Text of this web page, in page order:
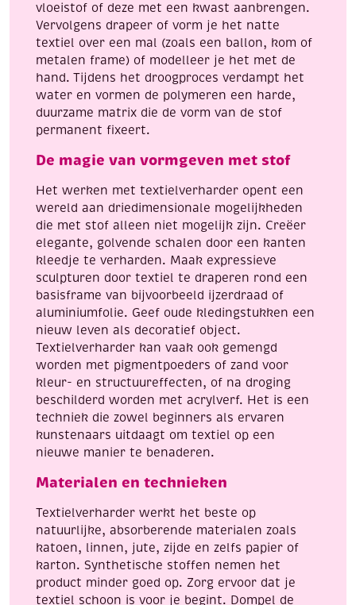
vloeistof of deze met een kwast aanbrengen.
Vervolgens drapeer of vorm je het natte
textiel over een mal (zoals een ballon, kom of
metalen frame) of modelleer je het met de
hand. Tijdens het droogproces verdampt het
water en vormen de polymeren een harde,
duurzame matrix die de vorm van de stof
permanent fixeert.
De magie van vormgeven met stof
Het werken met textielverharder opent een
wereld aan driedimensionale mogelijkheden
die met stof alleen niet mogelijk zijn. Creëer
elegante, golvende schalen door een kanten
kleedje te verharden. Maak expressieve
sculpturen door textiel te draperen rond een
basisframe van bijvoorbeeld ijzerdraad of
aluminiumfolie. Geef oude kledingstukken een
nieuw leven als decoratief object.
Textielverharder kan vaak ook gemengd
worden met pigmentpoeders of zand voor
kleur- en structuureffecten, of na droging
beschilderd worden met acrylverf. Het is een
techniek die zowel beginners als ervaren
kunstenaars uitdaagt om textiel op een
nieuwe manier te benaderen.
Materialen en technieken
Textielverharder werkt het beste op
natuurlijke, absorberende materialen zoals
katoen, linnen, jute, zijde en zelfs papier of
karton. Synthetische stoffen nemen het
product minder goed op. Zorg ervoor dat je
textiel schoon is voor je begint. Dompel de